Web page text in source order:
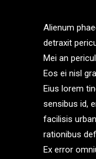
Alienum
detraxit
Mei an
Eos ei nisl
Eius lorem
sensibus id,
facilisis
rationibus
Ex error